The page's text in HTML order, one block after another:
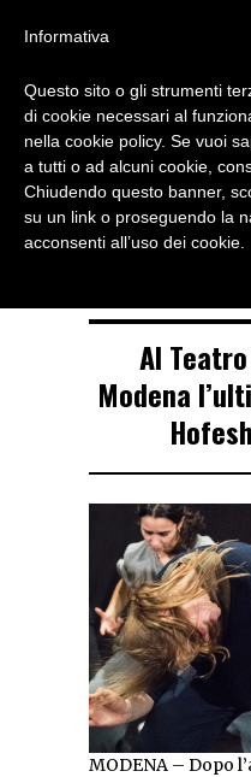
NOTIZIE DI DANZA IN
TAG
Al
Modena
MODENA – Dopo
Informativa
Questo sito o gli strumenti
di cookie necessari al
nella cookie policy. Se vuoi
a tutti o ad alcuni cookie,
Chiudendo questo banner,
su un link o proseguendo la
acconsenti all’uso dei cookie.